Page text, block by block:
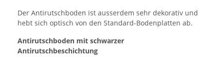
Der Antirutschboden ist ausserdem sehr dekorativ und
hebt sich optisch von den Standard-Bodenplatten ab.
Antirutschboden mit schwarzer
Antirutschbeschichtung